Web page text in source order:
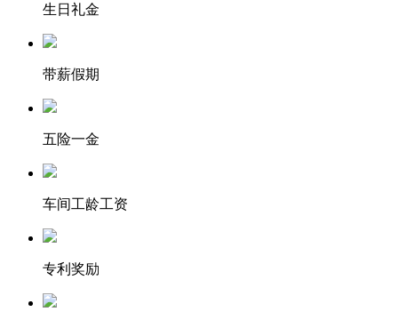
生日礼金
带薪假期
五险一金
车间工龄工资
专利奖励